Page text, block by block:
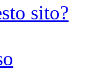
sito?